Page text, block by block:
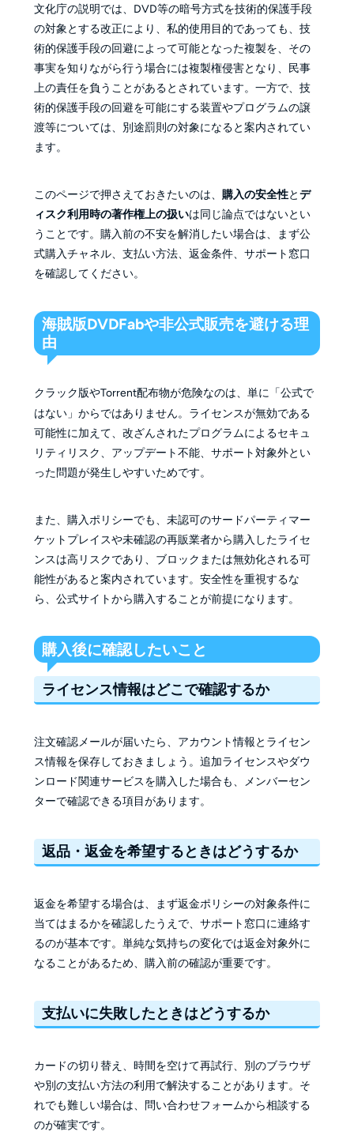
文化庁の説明では、DVD等の暗号方式を技術的保護手段
の対象とする改正により、私的使用目的であっても、技
術的保護手段の回避によって可能となった複製を、その
事実を知りながら行う場合には複製権侵害となり、民事
上の責任を負うことがあるとされています。一方で、技
術的保護手段の回避を可能にする装置やプログラムの譲
渡等については、別途罰則の対象になると案内されてい
ます。
このページで押さえておきたいのは、 購入の安全性とデ
ィスク利用時の著作権上の扱いは同じ論点ではないとい
うことです。購入前の不安を解消したい場合は、まず公
式購入チャネル、支払い方法、返金条件、サポート窓口
を確認してください。
海賊版DVDFabや非公式販売を避ける理
由
クラック版やTorrent配布物が危険なのは、単に「公式で
はない」からではありません。ライセンスが無効である
可能性に加えて、改ざんされたプログラムによるセキュ
リティリスク、アップデート不能、サポート対象外とい
った問題が発生しやすいためです。
また、購入ポリシーでも、未認可のサードパーティマー
ケットプレイスや未確認の再販業者から購入したライセ
ンスは高リスクであり、ブロックまたは無効化される可
能性があると案内されています。安全性を重視するな
ら、公式サイトから購入することが前提になります。
購入後に確認したいこと
ライセンス情報はどこで確認するか
注文確認メールが届いたら、アカウント情報とライセン
ス情報を保存しておきましょう。追加ライセンスやダウ
ンロード関連サービスを購入した場合も、メンバーセン
ターで確認できる項目があります。
返品・返金を希望するときはどうするか
返金を希望する場合は、まず返金ポリシーの対象条件に
当てはまるかを確認したうえで、サポート窓口に連絡す
るのが基本です。単純な気持ちの変化では返金対象外に
なることがあるため、購入前の確認が重要です。
支払いに失敗したときはどうするか
カードの切り替え、時間を空けて再試行、別のブラウザ
や別の支払い方法の利用で解決することがあります。そ
れでも難しい場合は、問い合わせフォームから相談する
のが確実です。